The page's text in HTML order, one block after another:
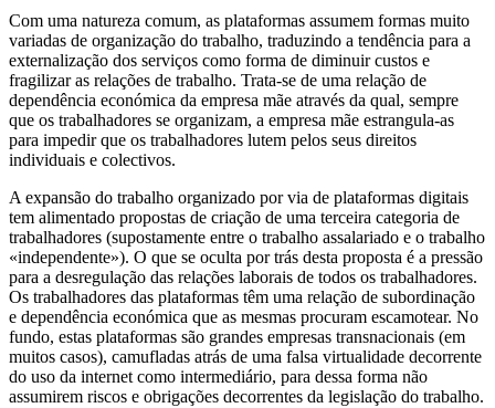
Com uma natureza comum, as plataformas assumem formas muito
variadas de organização do trabalho, traduzindo a tendência para a
externalização dos serviços como forma de diminuir custos e
fragilizar as relações de trabalho. Trata-se de uma relação de
dependência económica da empresa mãe através da qual, sempre
que os trabalhadores se organizam, a empresa mãe estrangula-as
para impedir que os trabalhadores lutem pelos seus direitos
individuais e colectivos.
A expansão do trabalho organizado por via de plataformas digitais
tem alimentado propostas de criação de uma terceira categoria de
trabalhadores (supostamente entre o trabalho assalariado e o trabalho
«independente»). O que se oculta por trás desta proposta é a pressão
para a desregulação das relações laborais de todos os trabalhadores.
Os trabalhadores das plataformas têm uma relação de subordinação
e dependência económica que as mesmas procuram escamotear. No
fundo, estas plataformas são grandes empresas transnacionais (em
muitos casos), camufladas atrás de uma falsa virtualidade decorrente
do uso da internet como intermediário, para dessa forma não
assumirem riscos e obrigações decorrentes da legislação do trabalho.